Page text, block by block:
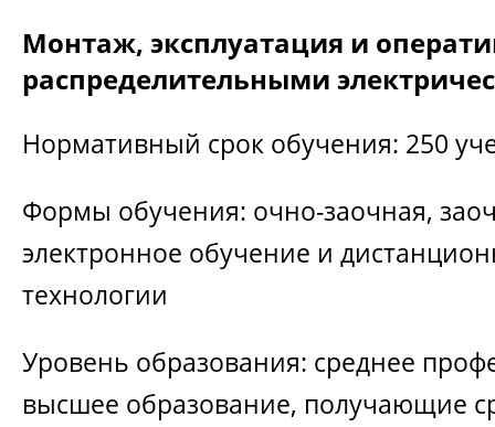
Монтаж, эксплуатация и
распределительными
Нормативный срок обучения: 250
Формы обучения: очно-заочная,
электронное обучение и
технологии
Уровень образования: среднее
высшее образование, получающие